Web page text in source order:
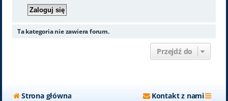
Ta kategoria nie zawiera forum.
Przejdź do
Strona główna Kontakt z nami